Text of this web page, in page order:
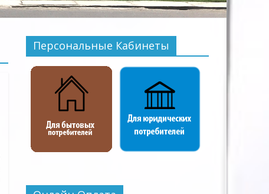
Персональные Кабинеты